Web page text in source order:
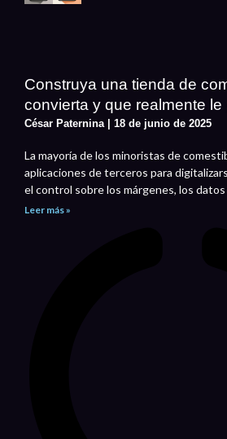
Construya una tienda de
convierta y que realmente le
César Paternina 18 de junio de 2025
La mayoría de los minoristas de
aplicaciones de terceros para
el control sobre los márgenes, los datos
Leer más »